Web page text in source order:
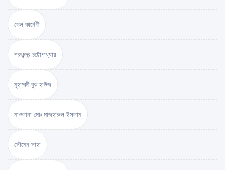
ডেল কার্নেগী
শরৎচন্দ্র চট্টোপাধ্যায়
মুহাম্মদী বুক হাউজ
মাওলানা মোঃ মাজহারুল ইসলাম
সৌমেন সাহা